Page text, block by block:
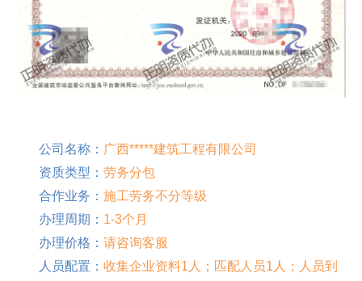
公司名称： 广西*****建筑工程有限公司
资质类型： 劳务分包
合作业务： 施工劳务不分等级
办理周期： 1-3个月
办理价格： 请咨询客服
人员配置： 收集企业资料1人；匹配人员1人；人员到